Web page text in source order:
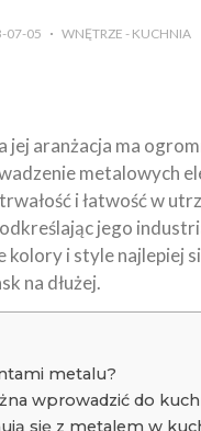
07-05 WNĘTRZE - KUCHNIA
jej aranżacja ma
metalowych
i łatwość w
jego
i style najlepiej
na dłużej.
metalu?
wprowadzić do
się z metalem w